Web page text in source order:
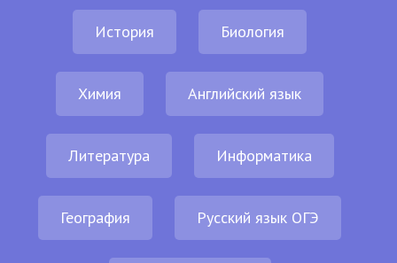
История Биология
Химия Английский язык
Литература Информатика
География Русский язык ОГЭ